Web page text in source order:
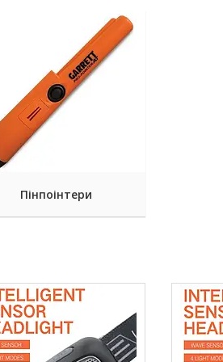
Пінпоінтери